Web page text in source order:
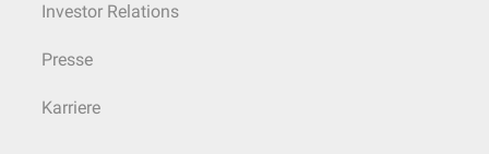
Investor Relations
Presse
Karriere